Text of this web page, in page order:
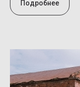
Подробнее